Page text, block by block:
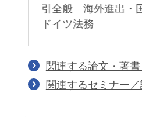
引全般 海外進出・
ドイツ法務
関連する論文・著
関連するセミナー